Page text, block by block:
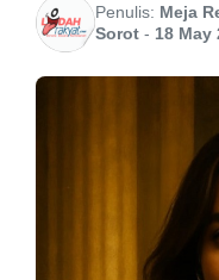
Penulis: Meja
Sorot - 18 May